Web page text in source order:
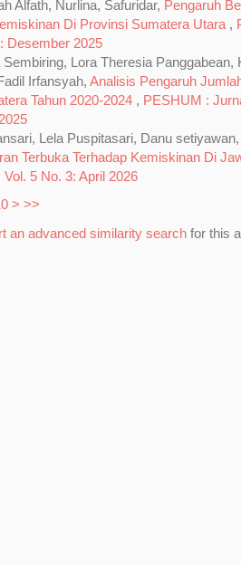
Alfath, Nurlina, Safuridar, Pengaruh
Di Provinsi Sumatera Utara ,
Desember 2025
Sembiring, Lora Theresia
Irfansyah, Analisis Pengaruh
Tahun 2020-2024 , PESHUM :
Lela Puspitasari, Danu
Terbuka Terhadap Kemiskinan Di
5 No. 3: April 2026
> >>
an advanced similarity search for this